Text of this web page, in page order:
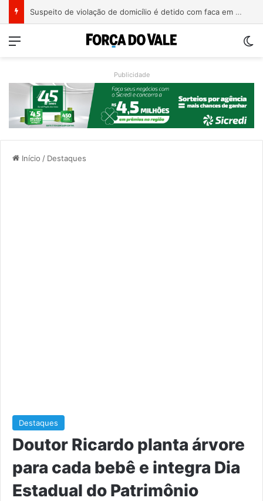
Suspeito de violação de domicílio é detido com faca em prédio de Estrela
Menu
Publicidade
Início / Destaques
Destaques
Doutor Ricardo planta árvore
para cada bebê e integra Dia
Estadual do Patrimônio